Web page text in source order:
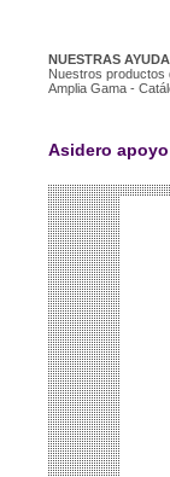
NUESTRAS
Nuestros productos
Amplia Gama -
Asidero